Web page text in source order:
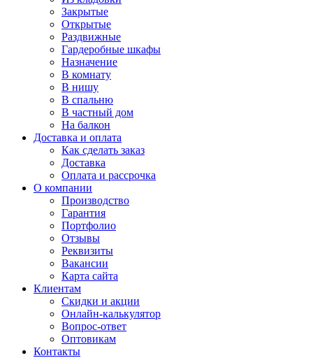
Закрытые
Открытые
Раздвижные
Гардеробные шкафы
Назначение
В комнату
В нишу
В спальню
В частный дом
На балкон
Доставка и оплата
Как сделать заказ
Доставка
Оплата и рассрочка
О компании
Производство
Гарантия
Портфолио
Отзывы
Реквизиты
Вакансии
Карта сайта
Клиентам
Скидки и акции
Онлайн-калькулятор
Вопрос-ответ
Оптовикам
Контакты